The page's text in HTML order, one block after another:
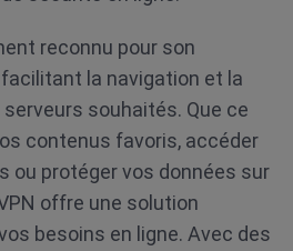
reconnu pour son
la navigation et la
souhaités. Que ce
contenus favoris, accéder
ou protéger vos données sur
offre une solution
besoins en ligne. Avec des